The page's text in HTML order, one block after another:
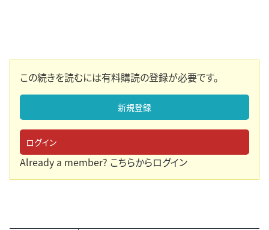
この続きを読むには有料購読の登録が必要です。
新規登録
ログイン
Already a member? こちらからログイン